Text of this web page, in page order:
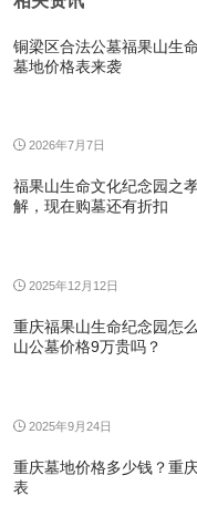
铜梁区合法公墓福果山生
墓地价格表来袭
2026年7月7日
福果山生命文化纪念园之
解，现在购墓还有折扣
2025年12月12日
重庆福果山生命纪念园怎
山公墓价格9万贵吗？
2025年9月24日
重庆墓地价格多少钱？重
表